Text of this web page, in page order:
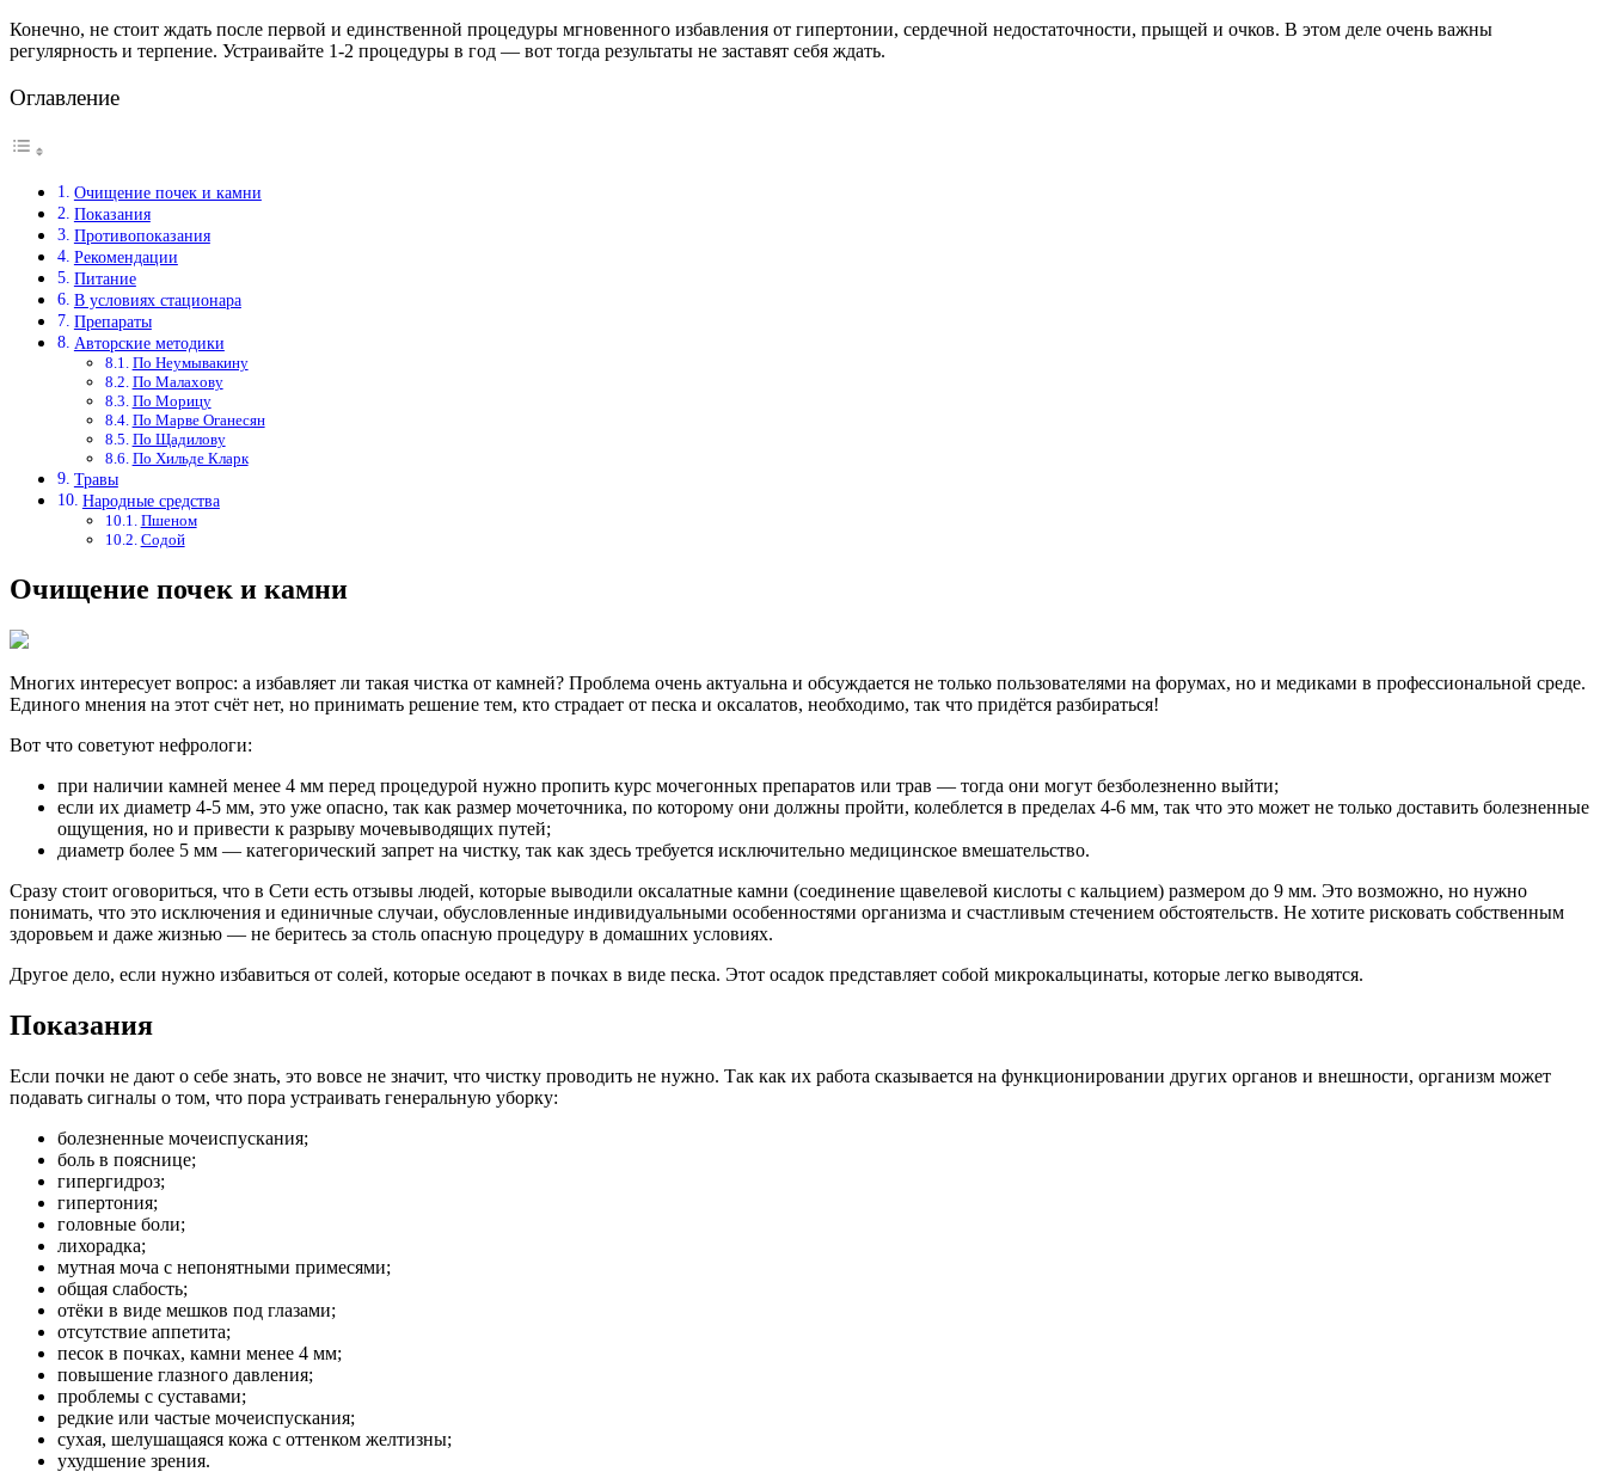
Конечно, не стоит ждать после первой и единственной процедуры мгновенного избавления от гипертонии, сердечной недостаточности, прыщей и очков. В этом деле очень важны
регулярность и терпение. Устраивайте 1-2 процедуры в год — вот тогда результаты не заставят себя ждать.
Оглавление
Очищение почек и камни
Показания
Противопоказания
Рекомендации
Питание
В условиях стационара
Препараты
Авторские методики
По Неумывакину
По Малахову
По Морицу
По Марве Оганесян
По Щадилову
По Хильде Кларк
Травы
Народные средства
Пшеном
Содой
Очищение почек и камни
Многих интересует вопрос: а избавляет ли такая чистка от камней? Проблема очень актуальна и обсуждается не только пользователями на форумах, но и медиками в профессиональной среде.
Единого мнения на этот счёт нет, но принимать решение тем, кто страдает от песка и оксалатов, необходимо, так что придётся разбираться!
Вот что советуют нефрологи:
при наличии камней менее 4 мм перед процедурой нужно пропить курс мочегонных препаратов или трав — тогда они могут безболезненно выйти;
если их диаметр 4-5 мм, это уже опасно, так как размер мочеточника, по которому они должны пройти, колеблется в пределах 4-6 мм, так что это может не только доставить болезненные
ощущения, но и привести к разрыву мочевыводящих путей;
диаметр более 5 мм — категорический запрет на чистку, так как здесь требуется исключительно медицинское вмешательство.
Сразу стоит оговориться, что в Сети есть отзывы людей, которые выводили оксалатные камни (соединение щавелевой кислоты с кальцием) размером до 9 мм. Это возможно, но нужно
понимать, что это исключения и единичные случаи, обусловленные индивидуальными особенностями организма и счастливым стечением обстоятельств. Не хотите рисковать собственным
здоровьем и даже жизнью — не беритесь за столь опасную процедуру в домашних условиях.
Другое дело, если нужно избавиться от солей, которые оседают в почках в виде песка. Этот осадок представляет собой микрокальцинаты, которые легко выводятся.
Показания
Если почки не дают о себе знать, это вовсе не значит, что чистку проводить не нужно. Так как их работа сказывается на функционировании других органов и внешности, организм может
подавать сигналы о том, что пора устраивать генеральную уборку:
болезненные мочеиспускания;
боль в пояснице;
гипергидроз;
гипертония;
головные боли;
лихорадка;
мутная моча с непонятными примесями;
общая слабость;
отёки в виде мешков под глазами;
отсутствие аппетита;
песок в почках, камни менее 4 мм;
повышение глазного давления;
проблемы с суставами;
редкие или частые мочеиспускания;
сухая, шелушащаяся кожа с оттенком желтизны;
ухудшение зрения.